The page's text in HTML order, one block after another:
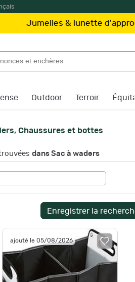
Jumelles & lunette d'approche
Outdoor Terroir
Chaussures et bottes
dans Sac à waders
Enregistrer la
ajouté le 05/08/2026